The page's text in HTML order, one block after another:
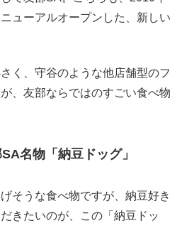
ューアルオープンした、新しい
く、守谷のような他店舗型のフ
、友部ならではのすごい食べ物
名物「納豆ドッグ」
そうな食べ物ですが、納豆好き
きたいのが、この「納豆ドッ